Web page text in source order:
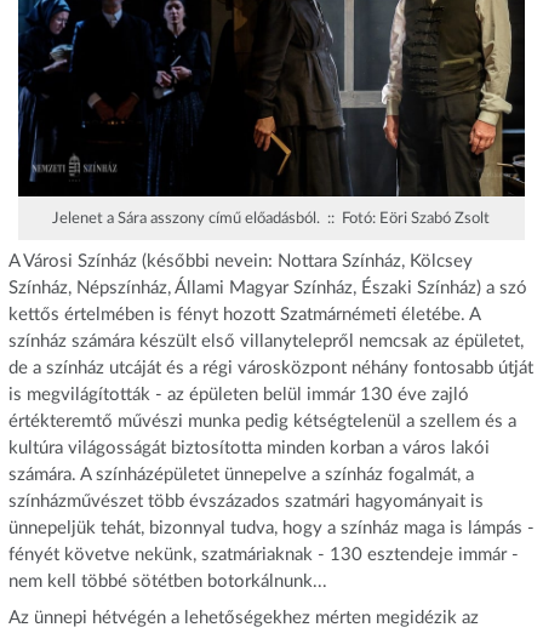
Jelenet a Sára asszony című előadásból. :: Fotó: Eöri Szabó Zsolt
A Városi Színház (későbbi nevein: Nottara Színház, Kölcsey
Színház, Népszínház, Állami Magyar Színház, Északi Színház) a szó
kettős értelmében is fényt hozott Szatmárnémeti életébe. A
színház számára készült első villanytelepről nemcsak az épületet,
de a színház utcáját és a régi városközpont néhány fontosabb útját
is megvilágították - az épületen belül immár 130 éve zajló
értékteremtő művészi munka pedig kétségtelenül a szellem és a
kultúra világosságát biztosította minden korban a város lakói
számára. A színházépületet ünnepelve a színház fogalmát, a
színházművészet több évszázados szatmári hagyományait is
ünnepeljük tehát, bizonnyal tudva, hogy a színház maga is lámpás -
fényét követve nekünk, szatmáriaknak - 130 esztendeje immár -
nem kell többé sötétben botorkálnunk...
Az ünnepi hétvégén a lehetőségekhez mérten megidézik az